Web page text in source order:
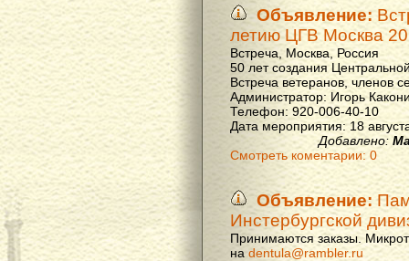
Объявление:
летию ЦГВ Москва
Встреча, Москва, Россия
50 лет создания
Встреча ветеранов, членов
Администратор: Игорь
Телефон: 920-006-40-10
Дата мероприятия: 18
Добавлено:
Смотреть коментарии: 0
Объявление:
Инстербургской
Принимаются заказы.
на dentula@rambler.ru